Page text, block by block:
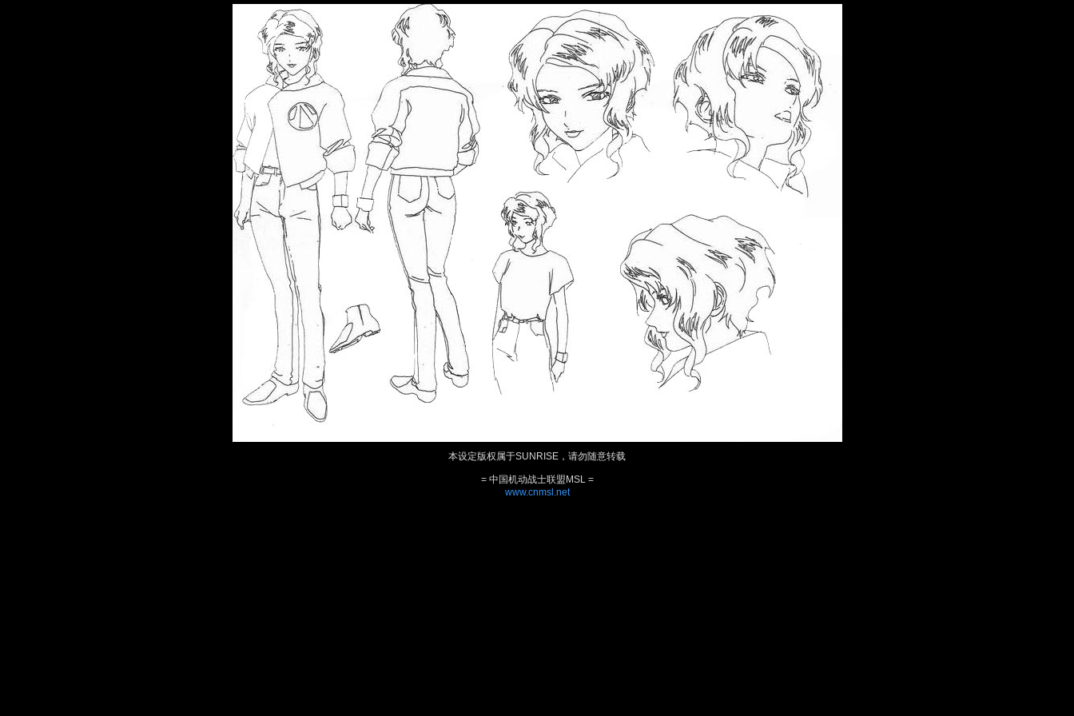
本设定版权属于SUNRISE，请勿随意转载
= 中国机动战士联盟MSL =
www.cnmsl.net